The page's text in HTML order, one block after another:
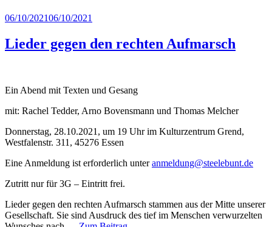
Veröffentlicht
06/10/202106/10/2021
Lieder gegen den rechten Aufmarsch
Ein Abend mit Texten und Gesang
mit: Rachel Tedder, Arno Bovensmann und Thomas Melcher
Donnerstag, 28.10.2021, um 19 Uhr im Kulturzentrum Grend,
Westfalenstr. 311, 45276 Essen
Eine Anmeldung ist erforderlich unteranmeldung@steelebunt.de
Zutritt nur für 3G – Eintritt frei.
Lieder gegen den rechten Aufmarsch stammen aus der Mitte unserer
Gesellschaft. Sie sind Ausdruck des tief im Menschen verwurzelten